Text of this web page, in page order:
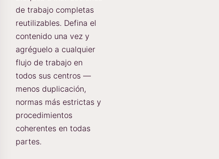
de trabajo completas
reutilizables. Defina el
contenido una vez y
agréguelo a cualquier
flujo de trabajo en
todos sus centros —
menos duplicación,
normas más estrictas y
procedimientos
coherentes en todas
partes.